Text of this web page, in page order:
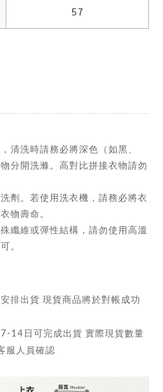
57
清洗時請務必將深色（如黑、
分開洗滌。高對比拼接衣物請勿
劑。若使用洗衣機，請務必將衣
物壽命。
纖維或彈性結構，請勿使用高溫
。
排出貨 現貨商品將於對帳成功
14日可完成出貨 實際現貨數量
服人員確認